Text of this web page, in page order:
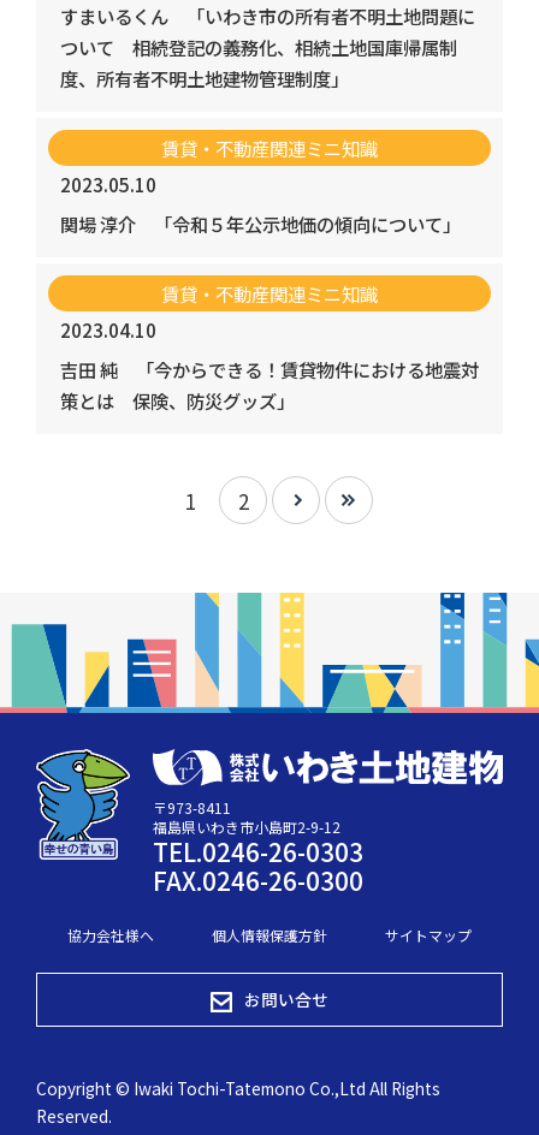
すまいるくん
「いわき市の所有者不明土地問題に
ついて 相続登記の義務化、相続土地国庫帰属制
度、所有者不明土地建物管理制度」
賃貸・不動産関連ミニ知識
2023.05.10
関場 淳介
「令和５年公示地価の傾向について」
賃貸・不動産関連ミニ知識
2023.04.10
吉田 純
「今からできる！賃貸物件における地震対
策とは 保険、防災グッズ」
1 2
〒973-8411
福島県いわき市小島町2-9-12
TEL.0246-26-0303
FAX.0246-26-0300
協力会社様へ 個人情報保護方針 サイトマップ
お問い合せ
Copyright © Iwaki Tochi-Tatemono Co.,Ltd All Rights
Reserved.